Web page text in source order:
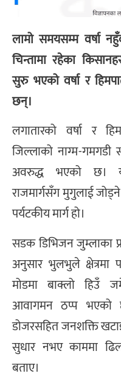
लामो समयसम्म वर्षा
चिन्तामा रहेका
सुरु भएको वर्षा र
छन्।
लगातारको वर्षा र
जिल्लाको नाग्म-
अवरुद्ध भएको छ।
राजमार्गसँग मुगुलाई जोड्ने
पर्यटकीय मार्ग हो।
सडक डिभिजन जुम्लाका
अनुसार भुलभुले क्षेत्रमा
मोडमा बाक्लो हिउँ
आवागमन ठप्प भएको
डोजरसहित जनशक्ति
सुधार नभए काममा
बताए।